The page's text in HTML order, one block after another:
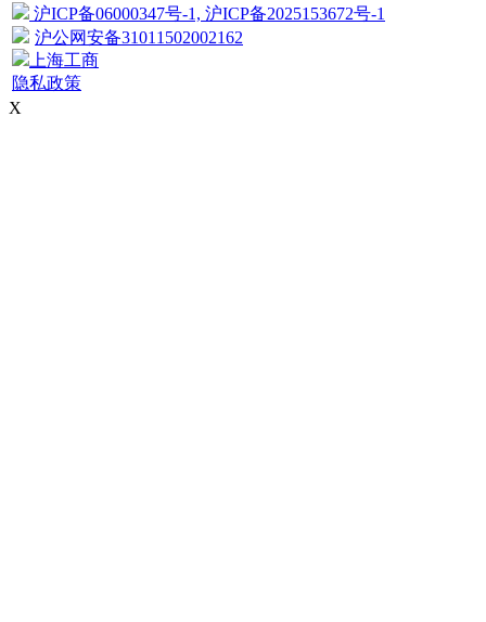
沪ICP备06000347号-1, 沪ICP备2025153672号-1
沪公网安备31011502002162
上海工商
隐私政策
X